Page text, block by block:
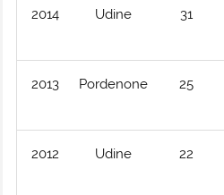
2014 Udine 31
2013 Pordenone 25
2012 Udine 22